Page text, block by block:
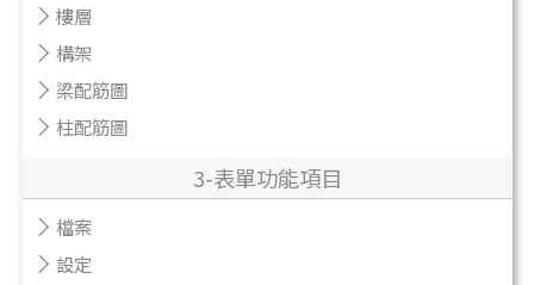
樓層
構架
梁配筋圖
柱配筋圖
3-表單功能項目
檔案
設定